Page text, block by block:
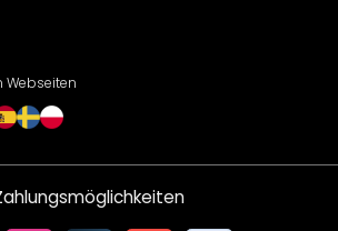
/ CE-Zeichen
Webseiten